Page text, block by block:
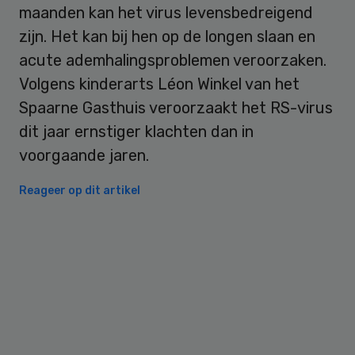
maanden kan het virus levensbedreigend
zijn. Het kan bij hen op de longen slaan en
acute ademhalingsproblemen veroorzaken.
Volgens kinderarts Léon Winkel van het
Spaarne Gasthuis veroorzaakt het RS-virus
dit jaar ernstiger klachten dan in
voorgaande jaren.
Reageer op dit artikel